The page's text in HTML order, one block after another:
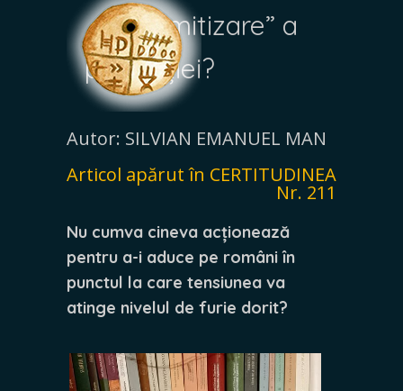
„antisemitizare” a
populației?
Autor: SILVIAN EMANUEL MAN
Articol apărut în CERTITUDINEA
Nr. 211
Nu cumva cineva acționează
pentru a-i aduce pe români în
punctul la care tensiunea va
atinge nivelul de furie dorit?